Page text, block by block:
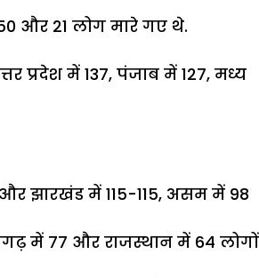
और 21 लोग मारे गए थे.
प्रदेश में 137, पंजाब में 127, मध्य
झारखंड में 115-115, असम में 98
में 77 और राजस्थान में 64 लोगों